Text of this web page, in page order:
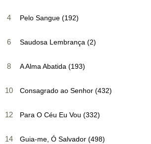
4 Pelo Sangue (192)
6 Saudosa Lembrança (2)
8 A Alma Abatida (193)
10 Consagrado ao Senhor (432)
12 Para O Céu Eu Vou (332)
14 Guia-me, Ó Salvador (498)